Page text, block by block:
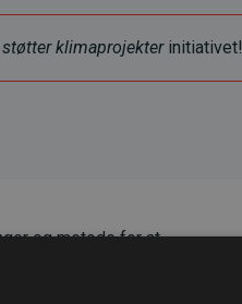
støtter klimaprojekterinitiativet!
og metode for at